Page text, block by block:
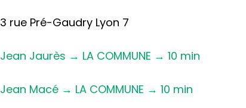
3 rue Pré-Gaudry Lyon 7
Jean Jaurès → LA COMMUNE → 10 min
Jean Macé → LA COMMUNE → 10 min